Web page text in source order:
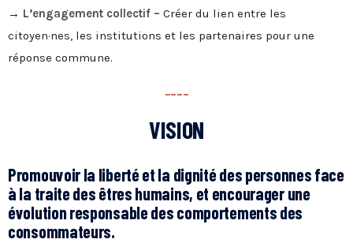
→ L’engagement collectif – Créer du lien entre les
citoyen·nes, les institutions et les partenaires pour une
réponse commune.
----
VISION
Promouvoir la liberté et la dignité des personnes face
à la traite des êtres humains, et encourager une
évolution responsable des comportements des
consommateurs.